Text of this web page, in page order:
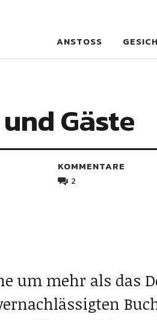
ANSTOSS
Gäste
KOMMENTARE
2
um mehr als das